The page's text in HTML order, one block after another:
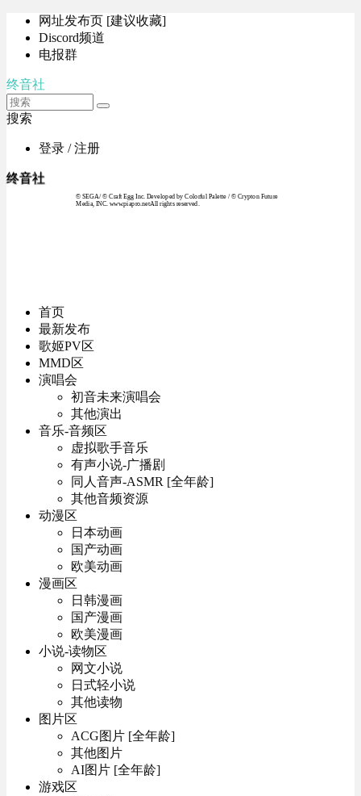
网址发布页 [建议收藏]
Discord频道
电报群
终音社
搜索
登录 / 注册
终音社
© SEGA / © Craft Egg Inc. Developed by Colorful Palette / © Crypton Future
Media, INC. www.piapro.netAll rights reserved.
首页
最新发布
歌姬PV区
MMD区
演唱会
初音未来演唱会
其他演出
音乐-音频区
虚拟歌手音乐
有声小说-广播剧
同人音声-ASMR [全年龄]
其他音频资源
动漫区
日本动画
国产动画
欧美动画
漫画区
日韩漫画
国产漫画
欧美漫画
小说-读物区
网文小说
日式轻小说
其他读物
图片区
ACG图片 [全年龄]
其他图片
AI图片 [全年龄]
游戏区